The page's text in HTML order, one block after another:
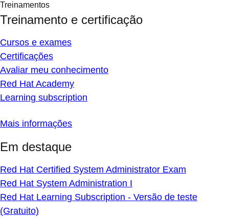
Treinamentos
Treinamento e certificação
Cursos e exames
Certificações
Avaliar meu conhecimento
Red Hat Academy
Learning subscription
Mais informações
Em destaque
Red Hat Certified System Administrator Exam
Red Hat System Administration I
Red Hat Learning Subscription - Versão de teste
(Gratuito)